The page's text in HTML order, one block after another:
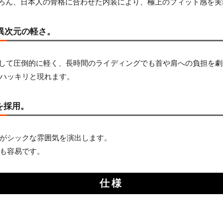
元の軽さ。
圧倒的に軽く、長時間のライディングでも首や肩への負担を劇
ッキリと現れます。
用。
シックな雰囲気を演出します。
容易です。
仕様